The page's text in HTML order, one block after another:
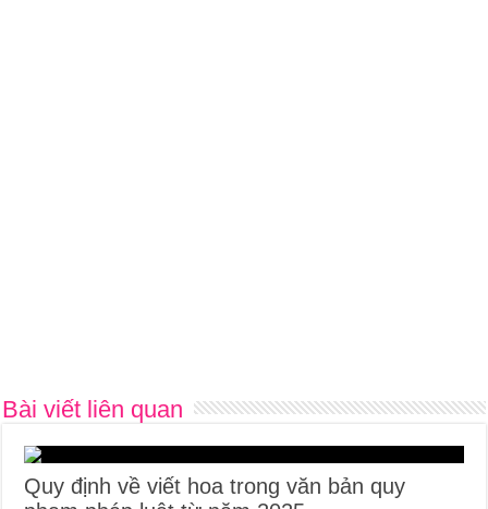
Bài viết liên quan
Quy định về viết hoa trong văn bản quy